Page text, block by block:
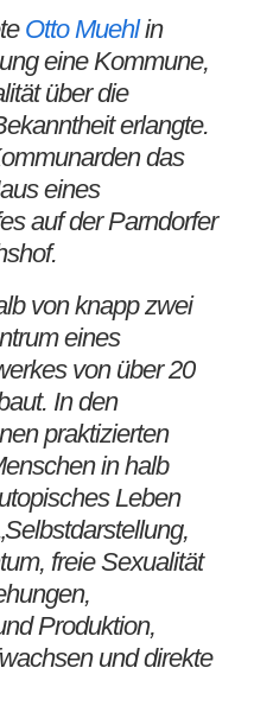
Otto Muehlin
eine Kommune,
über die
erlangte.
das
eines
auf der Parndorfer
von knapp zwei
eines
von über 20
In den
praktizierten
in halb
Leben
freie Sexualität
Produktion,
und direkte